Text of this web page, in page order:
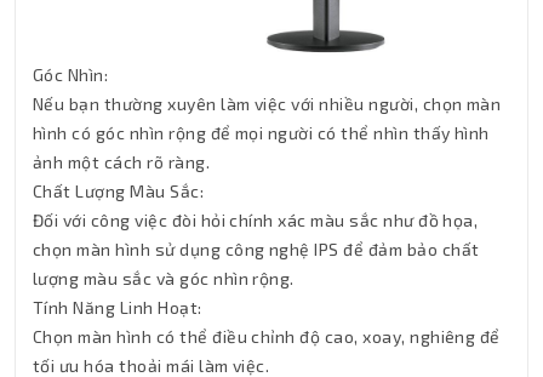
Góc Nhìn:
Nếu bạn thường xuyên làm việc với nhiều người, chọn màn
hình có góc nhìn rộng để mọi người có thể nhìn thấy hình
ảnh một cách rõ ràng.
Chất Lượng Màu Sắc:
Đối với công việc đòi hỏi chính xác màu sắc như đồ họa,
chọn màn hình sử dụng công nghệ IPS để đảm bảo chất
lượng màu sắc và góc nhìn rộng.
Tính Năng Linh Hoạt:
Chọn màn hình có thể điều chỉnh độ cao, xoay, nghiêng để
tối ưu hóa thoải mái làm việc.